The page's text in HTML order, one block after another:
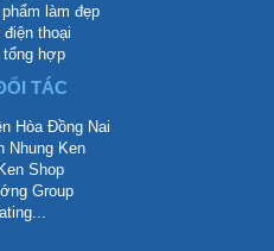
làm đẹp
điện thoại
hợp
TÁC
Hòa Đồng Nai
Nhung Ken
Shop
Group